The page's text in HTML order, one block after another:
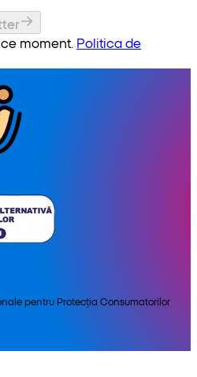
moment. Politica de
pentru Protecția Consumatorilor